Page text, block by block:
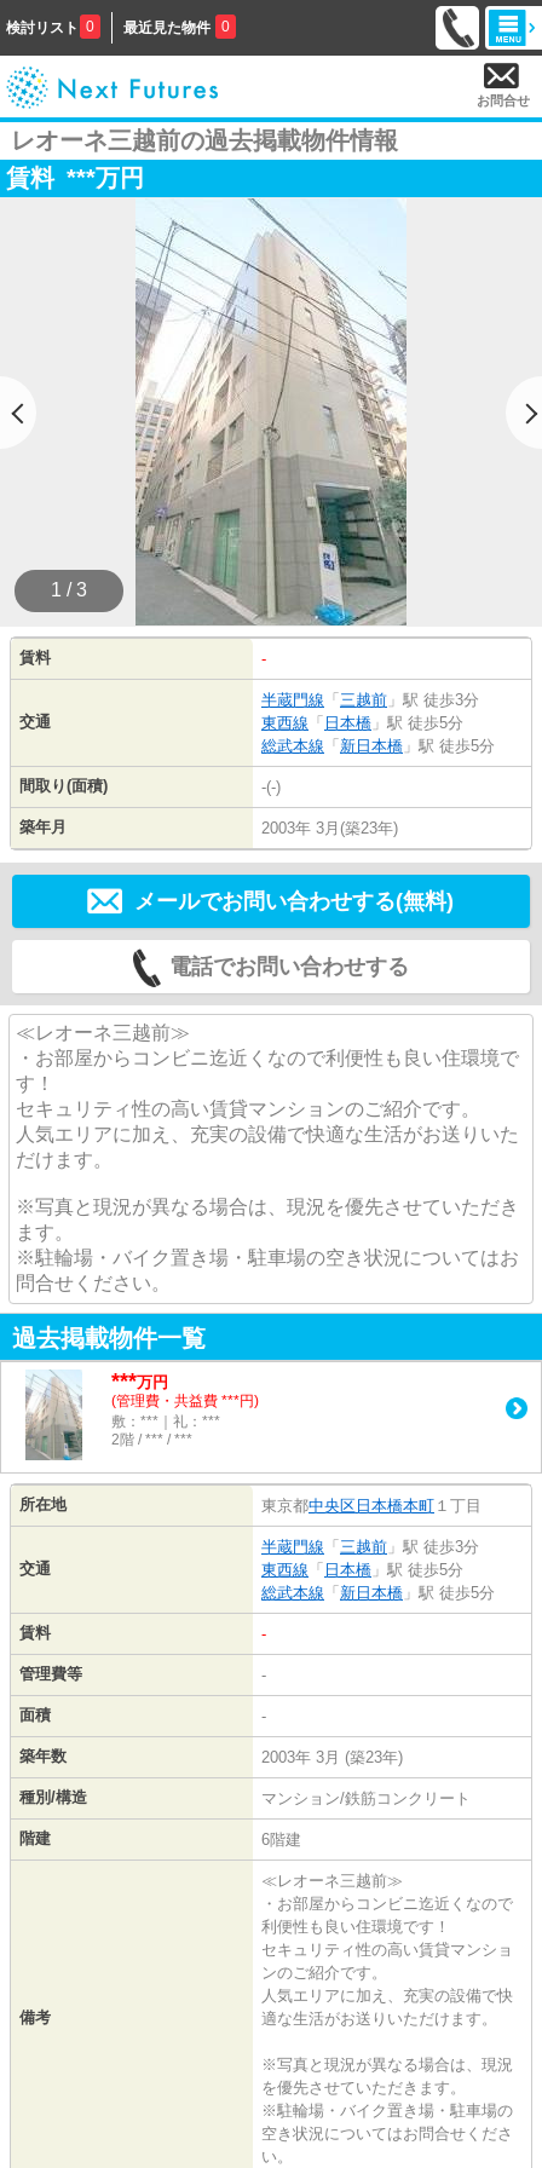
検討リスト 0 最近見た物件 0
お問合せ
レオーネ三越前の過去掲載物件情報
賃料 ***万円
1 / 3
賃料 -
交通
半蔵門線 「 三越前 」駅 徒歩3分
東西線 「 日本橋 」駅 徒歩5分
総武本線 「 新日本橋 」駅 徒歩5分
間取り(面積) -(-)
築年月 2003年 3月(築23年)
メールでお問い合わせする(無料)
電話でお問い合わせする
≪レオーネ三越前≫
・お部屋からコンビニ迄近くなので利便性も良い住環境で
す！
セキュリティ性の高い賃貸マンションのご紹介です。
人気エリアに加え、充実の設備で快適な生活がお送りいた
だけます。
※写真と現況が異なる場合は、現況を優先させていただき
ます。
※駐輪場・バイク置き場・駐車場の空き状況についてはお
問合せください。
過去掲載物件一覧
***万円
(管理費・共益費 ***円)
敷：***｜礼：***
2階 / *** / ***
所在地 東京都中央区 日本橋本町 １丁目
交通
半蔵門線 「 三越前 」駅 徒歩3分
東西線 「 日本橋 」駅 徒歩5分
総武本線 「 新日本橋 」駅 徒歩5分
賃料 -
管理費等 -
面積 -
築年数 2003年 3月 (築23年)
種別/構造 マンション/鉄筋コンクリート
階建 6階建
備考
≪レオーネ三越前≫
・お部屋からコンビニ迄近くなので
利便性も良い住環境です！
セキュリティ性の高い賃貸マンショ
ンのご紹介です。
人気エリアに加え、充実の設備で快
適な生活がお送りいただけます。
※写真と現況が異なる場合は、現況
を優先させていただきます。
※駐輪場・バイク置き場・駐車場の
空き状況についてはお問合せくださ
い。